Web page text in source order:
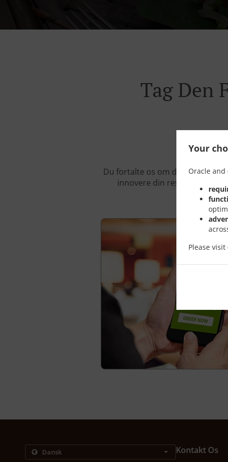
Your
Oracle
Please
Tag Den
Du fortalte os om dine
innovere din
Kontakt Os